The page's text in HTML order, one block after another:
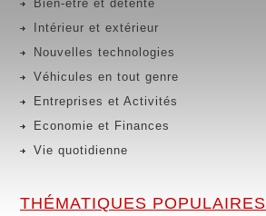
Bien-être et détente
Intérieur et extérieur
Nouvelles technologies
Véhicules en tout genre
Entreprises et Activités
Economie et Finances
Vie quotidienne
THÉMATIQUES POPULAIRES